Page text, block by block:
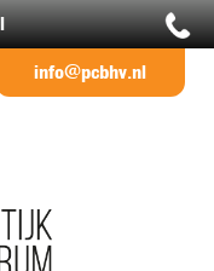
info@pcbhv.nl